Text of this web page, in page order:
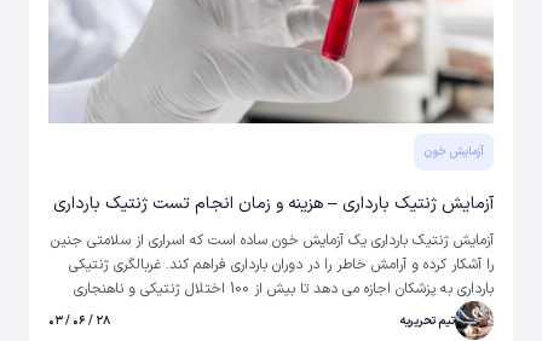
آزمایش خون
آزمایش ژنتیک بارداری – هزینه و زمان انجام تست ژنتیک بارداری
آزمایش ژنتیک بارداری یک آزمایش خون ساده است که اسراری از سلامتی جنین
را آشکار کرده و آرامش خاطر را در دوران بارداری فراهم کند. غربالگری ژنتیکی
بارداری به پزشکان اجازه می دهد تا بیش از 100 اختلال ژنتیکی و ناهنجاری
های کروموزومی مانند سندرم داون را بررسی کنند. برای انجام تست ژنتیک در
تیم تحریریه ۲۸ / ۰۶ / ۰۳